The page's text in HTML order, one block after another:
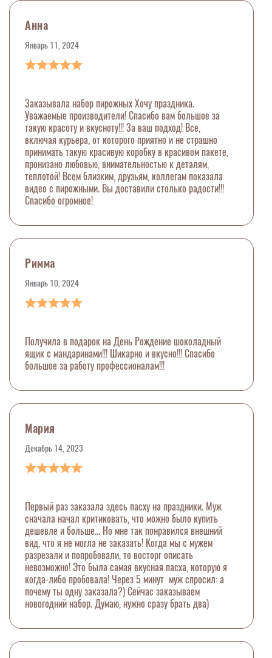
Анна
Январь 11, 2024
Заказывала набор пирожных Хочу праздника.
Уважаемые производители! Спасибо вам большое за
такую красоту и вкусноту!!! За ваш подход! Все,
включая курьера, от которого приятно и не страшно
принимать такую красивую коробку в красивом пакете,
пронизано любовью, внимательностью к деталям,
теплотой! Всем близким, друзьям, коллегам показала
видео с пирожными. Вы доставили столько радости!!!
Спасибо огромное!
Римма
Январь 10, 2024
Получила в подарок на День Рождение шоколадный
ящик с мандаринами!!! Шикарно и вкусно!!! Спасибо
большое за работу профессионалам!!!
Мария
Декабрь 14, 2023
Первый раз заказала здесь пасху на праздники. Муж
сначала начал критиковать, что можно было купить
дешевле и больше... Но мне так понравился внешний
вид, что я не могла не заказать! Когда мы с мужем
разрезали и попробовали, то восторг описать
невозможно! Это была самая вкусная пасха, которую я
когда-либо пробовала! Через 5 минут муж спросил: а
почему ты одну заказала?) Сейчас заказываем
новогодний набор. Думаю, нужно сразу брать два)